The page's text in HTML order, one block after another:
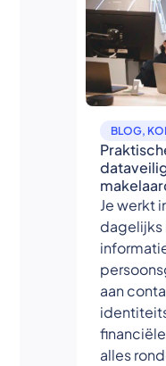
BLOG,
Je werkt
aan
alles